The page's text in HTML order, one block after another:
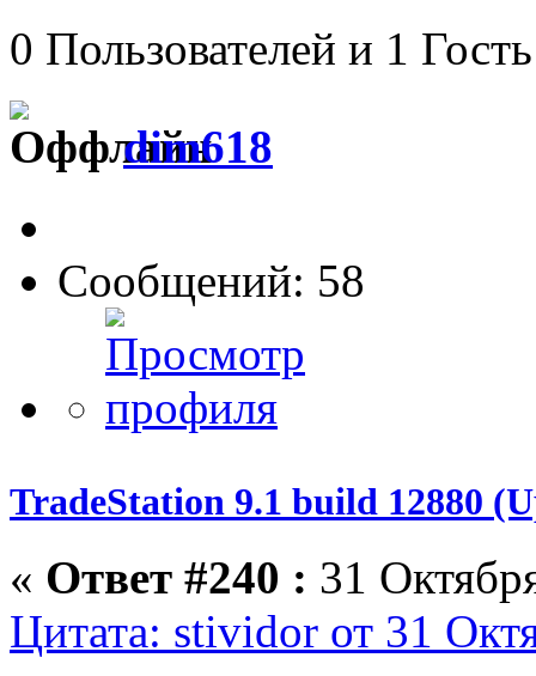
0 Пользователей и 1
dim618
Сообщений: 58
TradeStation 9.1 build 12880
« Ответ #240 : 31
Цитата: stividor от 31